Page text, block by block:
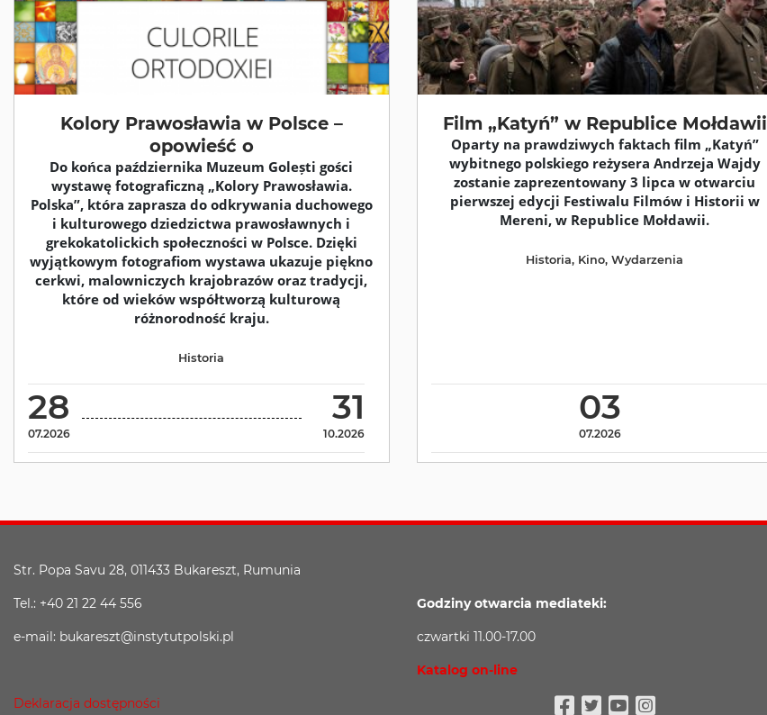
Kolory Prawosławia w Polsce –
opowieść o
Do końca października Muzeum Golești gości
wystawę fotograficzną „Kolory Prawosławia.
Polska”, która zaprasza do odkrywania duchowego
i kulturowego dziedzictwa prawosławnych i
grekokatolickich społeczności w Polsce. Dzięki
wyjątkowym fotografiom wystawa ukazuje piękno
cerkwi, malowniczych krajobrazów oraz tradycji,
które od wieków współtworzą kulturową
różnorodność kraju.
28
07.2026
31
10.2026
Historia
Film „Katyń” w Republice Mołdawii
Oparty na prawdziwych faktach film „Katyń”
wybitnego polskiego reżysera Andrzeja Wajdy
zostanie zaprezentowany 3 lipca w otwarciu
pierwszej edycji Festiwalu Filmów i Historii w
Mereni, w Republice Mołdawii.
03
07.2026
Historia, Kino,Wydarzenia
Str. Popa Savu 28, 011433 Bukareszt, Rumunia
Tel.: +40 21 22 44 556
e-mail: bukareszt@instytutpolski.pl
Deklaracja dostępności
Godziny otwarcia mediateki:
czwartki 11.00-17.00
Katalog on-line